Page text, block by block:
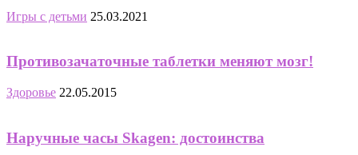
Игры с детьми 25.03.2021
Противозачаточные таблетки меняют мозг!
Здоровье 22.05.2015
Наручные часы Skagen: достоинства